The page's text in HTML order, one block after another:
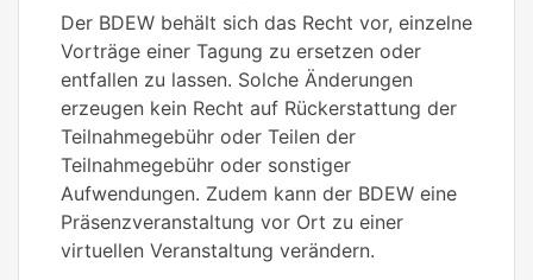
Der BDEW behält sich das Recht vor, einzelne
Vorträge einer Tagung zu ersetzen oder
entfallen zu lassen. Solche Änderungen
erzeugen kein Recht auf Rückerstattung der
Teilnahmegebühr oder Teilen der
Teilnahmegebühr oder sonstiger
Aufwendungen. Zudem kann der BDEW eine
Präsenzveranstaltung vor Ort zu einer
virtuellen Veranstaltung verändern.